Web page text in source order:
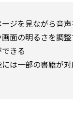
ジを見ながら音声
面の明るさを調整
きる
は一部の書籍が